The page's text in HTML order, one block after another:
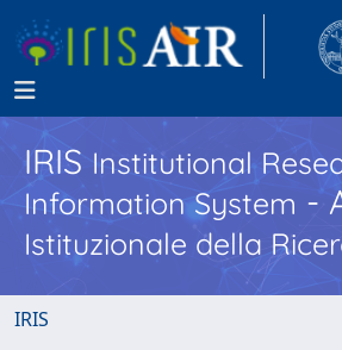
IRISInstitutional
Information System -
Istituzionale della
IRIS